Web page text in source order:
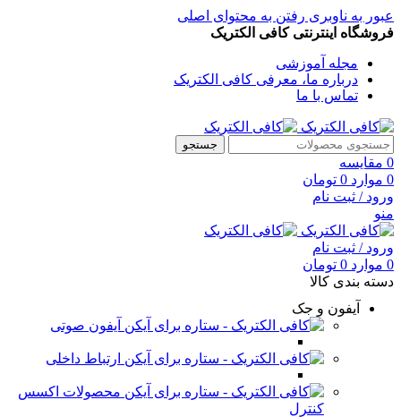
عبور به ناوبری رفتن به محتوای اصلی
فروشگاه اینترنتی کافی الکتریک
مجله آموزشی
درباره ما، معرفی کافی الکتریک
تماس با ما
جستجو
0 مقایسه
0 موارد 0 تومان
ورود / ثبت نام
منو
ورود / ثبت نام
0 موارد 0 تومان
دسته بندی کالا
آیفون و جک
آیفون صوتی
ارتباط داخلی
محصولات اکسس
کنترل